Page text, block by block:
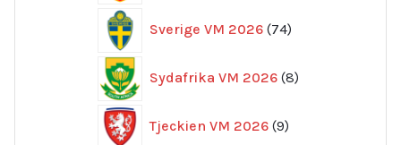
Sverige VM 2026 74
produkter
Sydafrika VM 2026 8
produkter
Tjeckien VM 2026 9
produkter